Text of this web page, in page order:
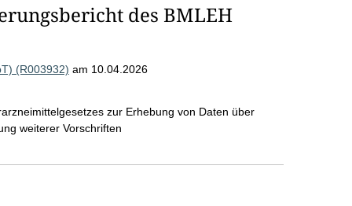
des BMLEH
(R003932) am 10.04.2026
zur Erhebung von Daten über
weiterer Vorschriften